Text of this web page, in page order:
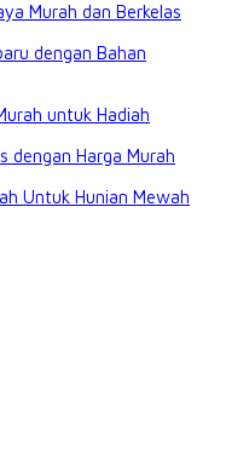
Murah dan Berkelas
dengan Bahan
untuk Hadiah
dengan Harga Murah
Untuk Hunian Mewah